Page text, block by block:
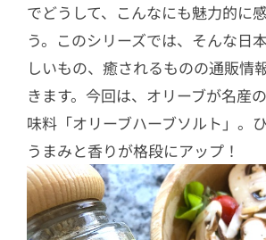
でどうして、こんなにも魅力的に
う。このシリーズでは、そんな日
しいもの、癒されるものの通販情
きます。今回は、オリーブが名産
味料「オリーブハーブソルト」。
うまみと香りが格段にアップ！